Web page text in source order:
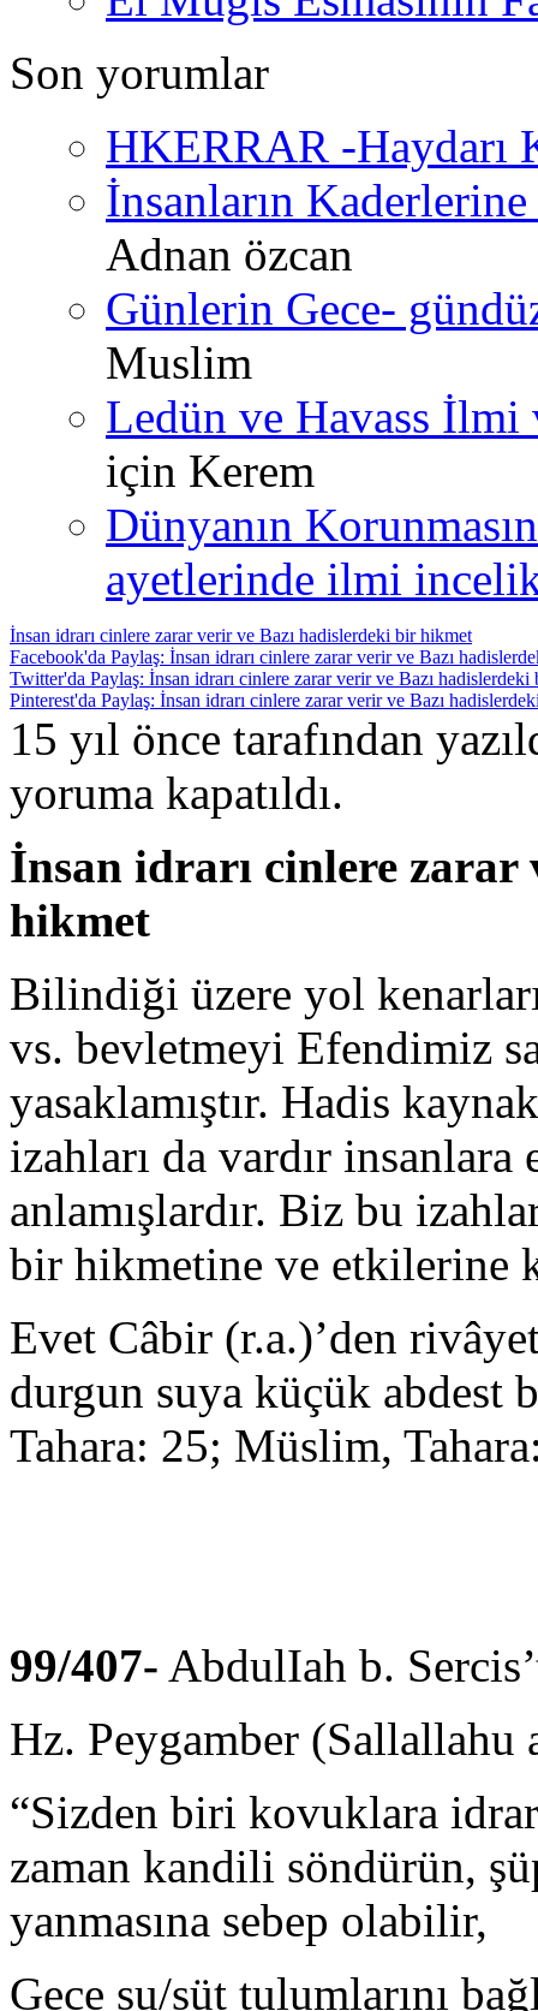
Son yorumlar
HKERRAR -Haydarı
İnsanların
Adnan özcan
Günlerin Gece-
Muslim
Ledün ve Havass İlmi
için Kerem
Dünyanın
ayetlerinde ilmi
İnsan idrarı cinlere zarar verir ve Bazı hadislerdeki bir hikmet
Facebook'da Paylaş: İnsan idrarı cinlere zarar verir ve Bazı
Twitter'da Paylaş: İnsan idrarı cinlere zarar verir ve Bazı
Pinterest'da Paylaş: İnsan idrarı cinlere zarar verir ve Bazı
15 yıl önce tarafından
yoruma kapatıldı.
İnsan idrarı cinlere zarar
hikmet
Bilindiği üzere yol
vs. bevletmeyi Efendimiz
yasaklamıştır. Hadis
izahları da vardır
anlamışlardır. Biz bu
bir hikmetine ve etkilerine
Evet Câbir (r.a.)’den
durgun suya küçük abdest
Tahara: 25; Müslim,
99/407- AbdulIah b.
Hz. Peygamber
“Sizden biri kovuklara
zaman kandili söndürün,
yanmasına sebep olabilir,
Gece su/süt tulumlarını